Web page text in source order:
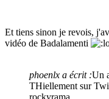
Et tiens sinon je revois,
vidéo de Badalamenti
phoenlx a écrit :Un
THiellement sur
rockyrama